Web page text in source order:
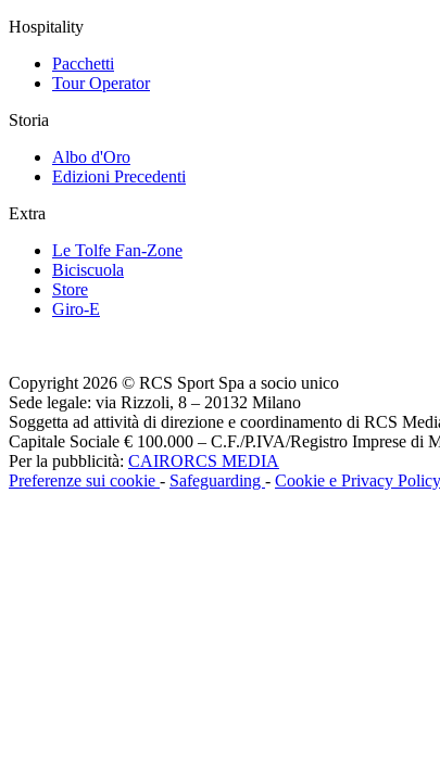
Hospitality
Pacchetti
Tour Operator
Storia
Albo d'Oro
Edizioni Precedenti
Extra
Le Tolfe Fan-Zone
Biciscuola
Store
Giro-E
Copyright 2026 © RCS Sport Spa a socio unico
Sede legale: via Rizzoli, 8 – 20132 Milano
Soggetta ad attività di direzione e coordinamento di RCS
Capitale Sociale € 100.000 – C.F./P.IVA/Registro Imprese
Per la pubblicità: CAIRORCS MEDIA
Preferenze sui cookie - Safeguarding - Cookie e Privacy Policy